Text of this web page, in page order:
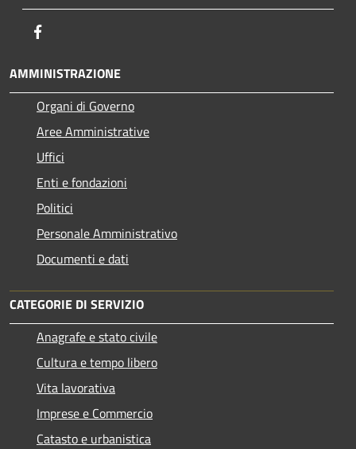
AMMINISTRAZIONE
Organi di Governo
Aree Amministrative
Uffici
Enti e fondazioni
Politici
Personale Amministrativo
Documenti e dati
CATEGORIE DI SERVIZIO
Anagrafe e stato civile
Cultura e tempo libero
Vita lavorativa
Imprese e Commercio
Catasto e urbanistica